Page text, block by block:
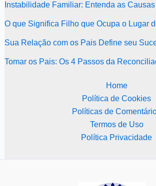
Instabilidade Familiar: Entenda as
O que Significa Filho que Ocupa o Lugar
Sua Relação com os Pais Define seu
Tomar os Pais: Os 4 Passos da
Home
Política de Cookies
Políticas de
Termos de Uso
Política Privacidade